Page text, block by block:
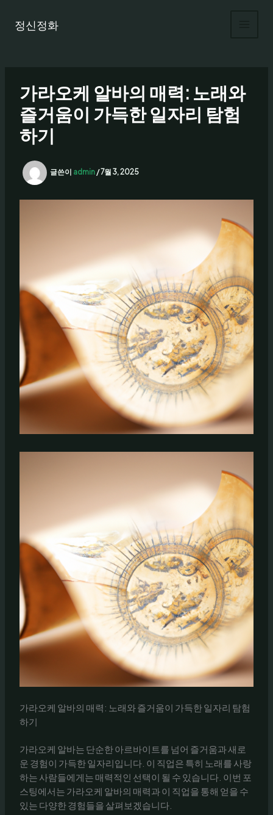
정신정화
가라오케 알바의 매력: 노래와
즐거움이 가득한 일자리 탐험
하기
글쓴이 admin/7월 3, 2025
가라오케 알바의 매력: 노래와 즐거움이 가득한 일자리 탐험
하기
가라오케 알바는 단순한 아르바이트를 넘어 즐거움과 새로
운 경험이 가득한 일자리입니다. 이 직업은 특히 노래를 사랑
하는 사람들에게는 매력적인 선택이 될 수 있습니다. 이번 포
스팅에서는 가라오케 알바의 매력과 이 직업을 통해 얻을 수
있는 다양한 경험들을 살펴보겠습니다.